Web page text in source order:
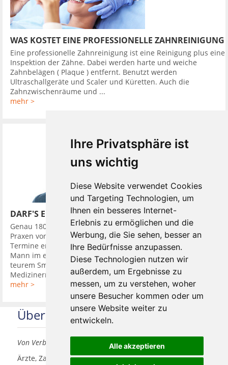
Ihre Privatsphäre ist
uns wichtig
Diese Website verwendet Cookies
und Targeting Technologien, um
Ihnen ein besseres Internet-
Erlebnis zu ermöglichen und die
Werbung, die Sie sehen, besser an
Ihre Bedürfnisse anzupassen.
Diese Technologien nutzen wir
außerdem, um Ergebnisse zu
messen, um zu verstehen, woher
unsere Besucher kommen oder um
unsere Website weiter zu
entwickeln.
Alle akzeptieren
WAS KOSTET EINE PROFESSIONELLE ZAHNREINIGUNG
Eine professionelle Zahnreinigung ist eine Reinigung plus eine
Inspektion der Zähne. Dabei werden harte und weiche
Zahnbelägen ( Plaque ) entfernt. Benutzt werden
Ultraschallgeräte und Scaler und Küretten. Auch die
Zahnzwischenräume und ...
mehr >
DARF'S EIN BISSCHEN MEHR SEIN?
Genau 180 Mal besuchte ein junger Züricher im Jahr 2016
Praxen von Zahnärzten. Das Besondere war: Bei der Hälfte der
Termine erschien er als gepflegter, Erfolg ausstrahlender
Mann im edlen Anzug und ausgestattet mit Accessoires, wie
teurem Smartphone, die Status symbolisierten. Den
Medizinern sagte ...
mehr >
Über uns
Von Verbrauchern für Verbraucher
Ärzte, Zahnärzte, Akustiker und andere